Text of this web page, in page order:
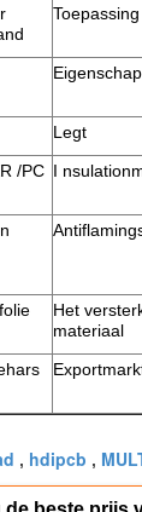
Toepassing
Eigenschap
Legt
/PC I
Het
materiaal
, hdipcb ,